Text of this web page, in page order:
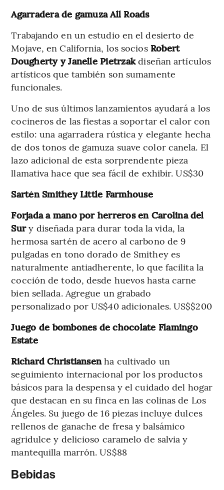
Agarradera de gamuza All Roads
Trabajando en un estudio en el desierto de
Mojave, en California, los socios Robert
Dougherty y Janelle Pietrzakdiseñan artículos
artísticos que también son sumamente
funcionales.
Uno de sus últimos lanzamientos ayudará a los
cocineros de las fiestas a soportar el calor con
estilo: una agarradera rústica y elegante hecha
de dos tonos de gamuza suave color canela. El
lazo adicional de esta sorprendente pieza
llamativa hace que sea fácil de exhibir. US$30
Sartén Smithey Little Farmhouse
Forjada a mano por herreros en Carolina del
Sury diseñada para durar toda la vida, la
hermosa sartén de acero al carbono de 9
pulgadas en tono dorado de Smithey es
naturalmente antiadherente, lo que facilita la
cocción de todo, desde huevos hasta carne
bien sellada. Agregue un grabado
personalizado por US$40 adicionales. US$$200
Juego de bombones de chocolate Flamingo
Estate
Richard Christiansenha cultivado un
seguimiento internacional por los productos
básicos para la despensa y el cuidado del hogar
que destacan en su finca en las colinas de Los
Ángeles. Su juego de 16 piezas incluye dulces
rellenos de ganache de fresa y balsámico
agridulce y delicioso caramelo de salvia y
mantequilla marrón. US$88
Bebidas